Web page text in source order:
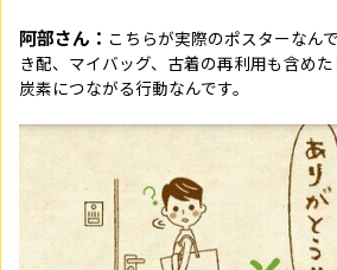
阿部さん： こちらが実際のポスターなん
き配、マイバッグ、古着の再利用も含め
炭素につながる行動なんです。